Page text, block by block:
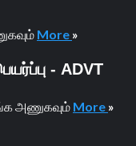
More »
- ADVT
அணுகவும் More »